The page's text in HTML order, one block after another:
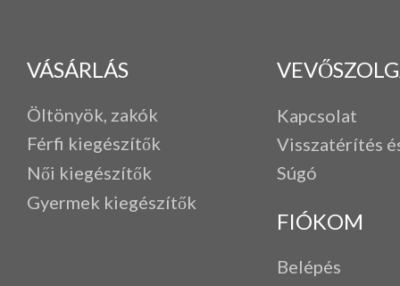
VÁSÁRLÁS
Öltönyök, zakók
Férfi kiegészítők
Női kiegészítők
Gyermek kiegészítők
Kapcsolat
Visszatérítés
Súgó
FIÓKOM
Belépés